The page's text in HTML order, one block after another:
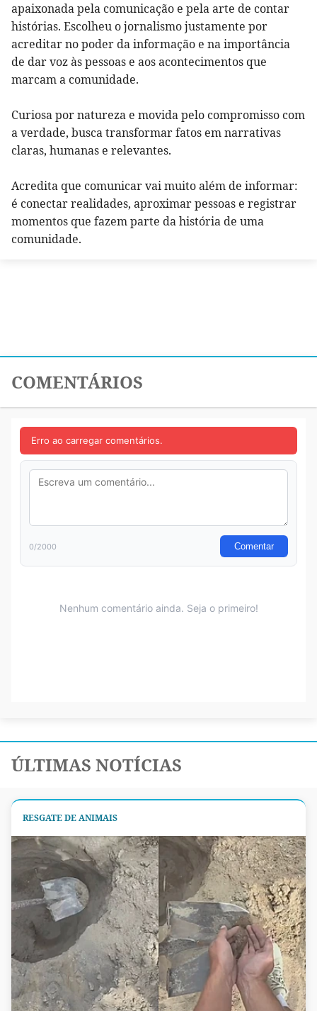
apaixonada pela comunicação e pela arte de contar
histórias. Escolheu o jornalismo justamente por
acreditar no poder da informação e na importância
de dar voz às pessoas e aos acontecimentos que
marcam a comunidade.
Curiosa por natureza e movida pelo compromisso com
a verdade, busca transformar fatos em narrativas
claras, humanas e relevantes.
Acredita que comunicar vai muito além de informar:
é conectar realidades, aproximar pessoas e registrar
momentos que fazem parte da história de uma
comunidade.
COMENTÁRIOS
ÚLTIMAS NOTÍCIAS
RESGATE DE ANIMAIS